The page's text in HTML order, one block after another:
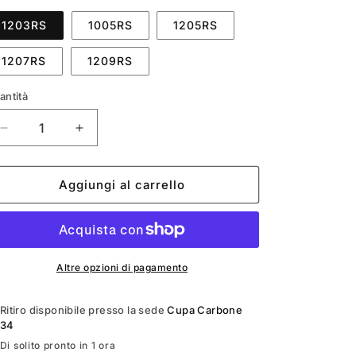
o
g
c
a
1203RS 1005RS 1205RS
1207RS 1209RS
Diminuisci
quantità
per
SKINPOP
SHADER
Aumenta
quantità
per
ECO
SKINPOP
SHADER
Aggiungi al carrello
Altre opzioni di pagamento
Ritiro disponibile presso la sedeCupa Carbone
34
Di solito pronto in 1 ora